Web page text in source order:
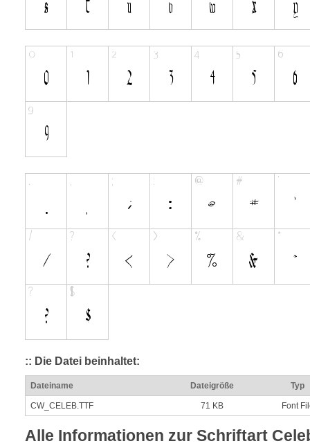
:: Die Datei beinhaltet:
Dateiname Dateigröße Typ
CW_CELEB.TTF 71 KB Font
Alle Informationen zur Schriftart